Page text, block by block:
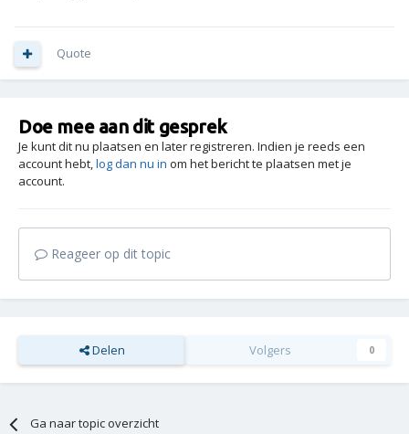
Quote
Doe mee aan dit gesprek
Je kunt dit nu plaatsen en later registreren. Indien je reeds een
account hebt,log dan nu in om het bericht te plaatsen met je
account.
Reageer op dit topic
Delen Volgers 0
Ga naar topic overzicht